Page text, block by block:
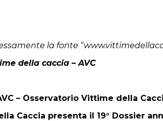
la fonte
della caccia – AVC
– Osservatorio Vittime della
Caccia presenta il 19° Dossier